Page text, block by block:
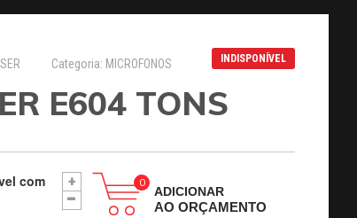
Categoria: MICROFONOS INDISPONÍVEL
E604 TONS
com
+
- ADICIONAR
AO ORÇAMENTO